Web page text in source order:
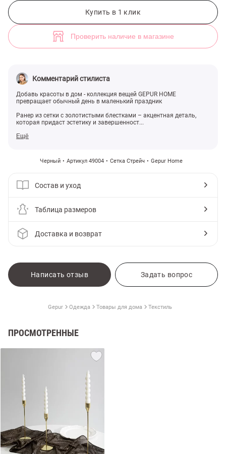
Купить в 1 клик
Проверить наличие в магазине
Комментарий стилиста
Добавь красоты в дом - коллекция вещей GEPUR HOME
превращает обычный день в маленький праздник
Ранер из сетки с золотистыми блестками – акцентная деталь,
которая придаст эстетику и завершенност...
Ещё
Черный Артикул 49004 Сетка Стрейч Gepur Home
Состав и уход
Таблица размеров
Доставка и возврат
Написать отзыв Задать вопрос
Gepur Одежда Товары для дома Текстиль
ПРОСМОТРЕННЫЕ
Черный ранер из сетки с золотистыми блестками (арт. 49004) ♡